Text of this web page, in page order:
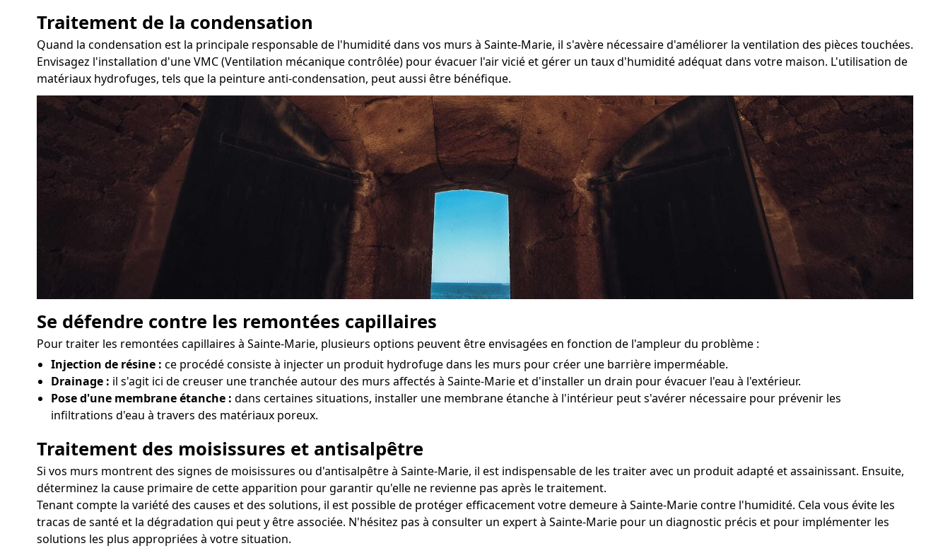
Traitement de la condensation
Quand la condensation est la principale responsable de l'humidité dans vos murs à Sainte-Marie, il s'avère nécessaire d'améliorer la ventilation des pièces touchées.
Envisagez l'installation d'une VMC (Ventilation mécanique contrôlée) pour évacuer l'air vicié et gérer un taux d'humidité adéquat dans votre maison. L'utilisation de
matériaux hydrofuges, tels que la peinture anti-condensation, peut aussi être bénéfique.
Se défendre contre les remontées capillaires
Pour traiter les remontées capillaires à Sainte-Marie, plusieurs options peuvent être envisagées en fonction de l'ampleur du problème :
Injection de résine : ce procédé consiste à injecter un produit hydrofuge dans les murs pour créer une barrière imperméable.
Drainage : il s'agit ici de creuser une tranchée autour des murs affectés à Sainte-Marie et d'installer un drain pour évacuer l'eau à l'extérieur.
Pose d'une membrane étanche : dans certaines situations, installer une membrane étanche à l'intérieur peut s'avérer nécessaire pour prévenir les
infiltrations d'eau à travers des matériaux poreux.
Traitement des moisissures et antisalpêtre
Si vos murs montrent des signes de moisissures ou d'antisalpêtre à Sainte-Marie, il est indispensable de les traiter avec un produit adapté et assainissant. Ensuite,
déterminez la cause primaire de cette apparition pour garantir qu'elle ne revienne pas après le traitement.
Tenant compte la variété des causes et des solutions, il est possible de protéger efficacement votre demeure à Sainte-Marie contre l'humidité. Cela vous évite les
tracas de santé et la dégradation qui peut y être associée. N'hésitez pas à consulter un expert à Sainte-Marie pour un diagnostic précis et pour implémenter les
solutions les plus appropriées à votre situation.